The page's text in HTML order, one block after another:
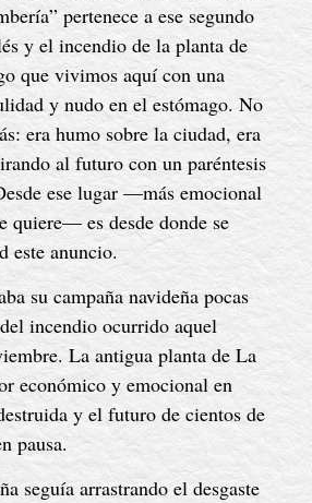
pertenece a ese segundo
y el incendio de la planta de
que vivimos aquí con una
y nudo en el estómago. No
era humo sobre la ciudad, era
al futuro con un paréntesis
ese lugar —más emocional
quiere— es desde donde se
este anuncio.
su campaña navideña pocas
incendio ocurrido aquel
La antigua planta de La
económico y emocional en
y el futuro de cientos de
pausa.
seguía arrastrando el desgaste